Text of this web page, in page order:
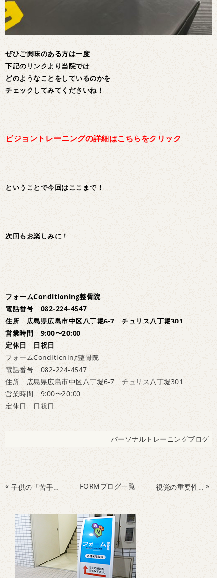
ぜひご興味のある方は一度
下記のリンクより当院では
どのようなことをしているのかを
チェックしてみてくださいね！
ビジョントレーニングの詳細はこちらをクリック
ということで今回はここまで！
次回もお楽しみに！
フォームConditioning整骨院
電話番号 082-224-4547
住所 広島県広島市中区八丁堀6-7 チュリス八丁堀301
営業時間 9:00〜20:00
定休日 日祝日
フォームConditioning整骨院
電話番号 082-224-4547
住所 広島県広島市中区八丁堀6-7 チュリス八丁堀301
営業時間 9:00〜20:00
定休日 日祝日
パーソナルトレーニングブログ
« 子供の「苦手」はビジョントレーニングで克服できる！ FORMブログ一覧 視覚の重要性！子供のビジョントレーニング！ »